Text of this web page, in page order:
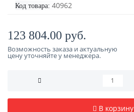
Код товара: 40962
123 804.00 руб.
Возможность заказа и актуальную
цену уточняйте у менеджера.
В корзину